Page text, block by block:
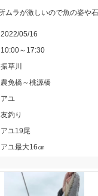
2022/05/16
10:00～17:30
振草川
農免橋～桃源橋
アユ
友釣り
アユ19尾
アユ最大16㎝